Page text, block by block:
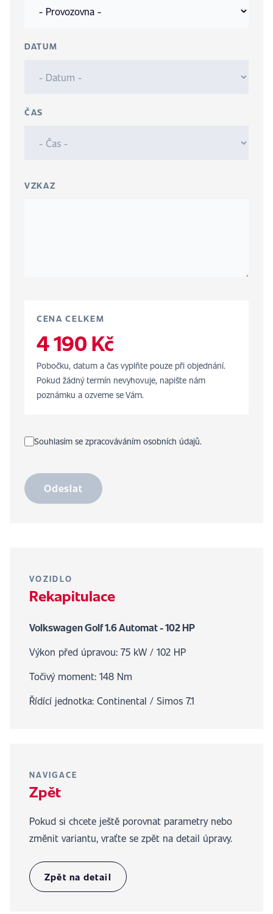
DATUM
ČAS
VZKAZ
CENA CELKEM
4 190 Kč
Pobočku, datum a čas vyplňte pouze při objednání.
Pokud žádný termín nevyhovuje, napište nám
poznámku a ozveme se Vám.
Souhlasím se zpracováváním osobních údajů.
Odeslat
VOZIDLO
Rekapitulace
Volkswagen Golf 1.6 Automat - 102 HP
Výkon před úpravou: 75 kW / 102 HP
Točivý moment: 148 Nm
Řídící jednotka: Continental / Simos 7.1
NAVIGACE
Zpět
Pokud si chcete ještě porovnat parametry nebo
změnit variantu, vraťte se zpět na detail úpravy.
Zpět na detail